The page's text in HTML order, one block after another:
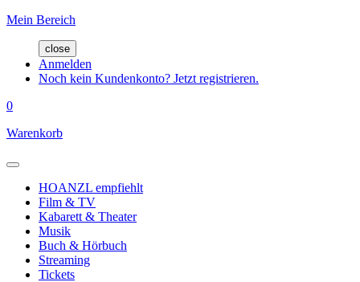
Mein Bereich
close
Anmelden
Noch kein Kundenkonto? Jetzt registrieren.
0
Warenkorb
HOANZL empfiehlt
Film & TV
Kabarett & Theater
Musik
Buch & Hörbuch
Streaming
Tickets